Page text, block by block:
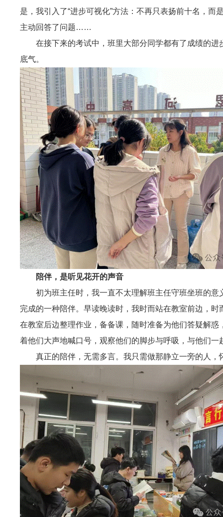
是，我引入了“进步可视化”方法：不再只表扬前十名，
主动回答了问题……
在接下来的考试中，班里大部分同学都有了成绩的
底气。
陪伴，是听见花开的声音
初为班主任时，我一直不太理解班主任守班坐班的
完成的一种陪伴。早读晚读时，我时而站在教室前边，
在教室后边整理作业，备备课，随时准备为他们答疑解
着他们大声地喊口号，观察他们的脚步与呼吸，与他们一
真正的陪伴，无需多言。我只需做那静立一旁的人